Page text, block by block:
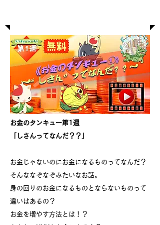
お金のタンキュー第1週
「しさんってなんだ？？」
お金じゃないのにお金になるものってなんだ？
そんななぞなぞみたいなお話。
身の回りのお金になるものとならないものって
違いはあるの？
お金を増やす方法とは！？